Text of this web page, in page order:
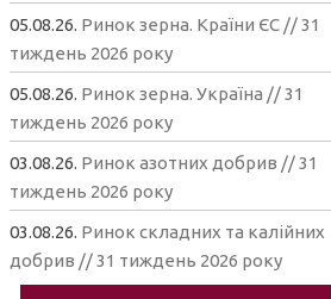
05.08.26. Ринок зерна. Країни ЄС // 31
тиждень 2026 року
05.08.26. Ринок зерна. Україна // 31
тиждень 2026 року
03.08.26. Ринок азотних добрив // 31
тиждень 2026 року
03.08.26. Ринок складних та калійних
добрив // 31 тиждень 2026 року